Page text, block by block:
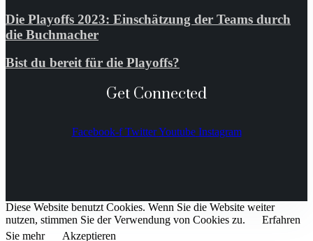
Die Playoffs 2023: Einschätzung der Teams durch
die Buchmacher
Bist du bereit für die Playoffs?
Get Connected
Facebook-f Twitter Youtube Instagram
Diese Website benutzt Cookies. Wenn Sie die Website weiter
nutzen, stimmen Sie der Verwendung von Cookies zu.
Erfahren
Sie mehr
Akzeptieren